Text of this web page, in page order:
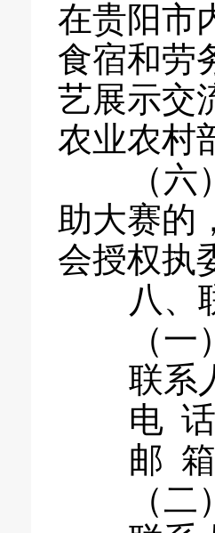
在贵阳市
食宿和劳
艺展示交
农业农村
（六）
助大赛的
会授权执
八、
（一）
联系人
电 话：
邮 箱：
（二）